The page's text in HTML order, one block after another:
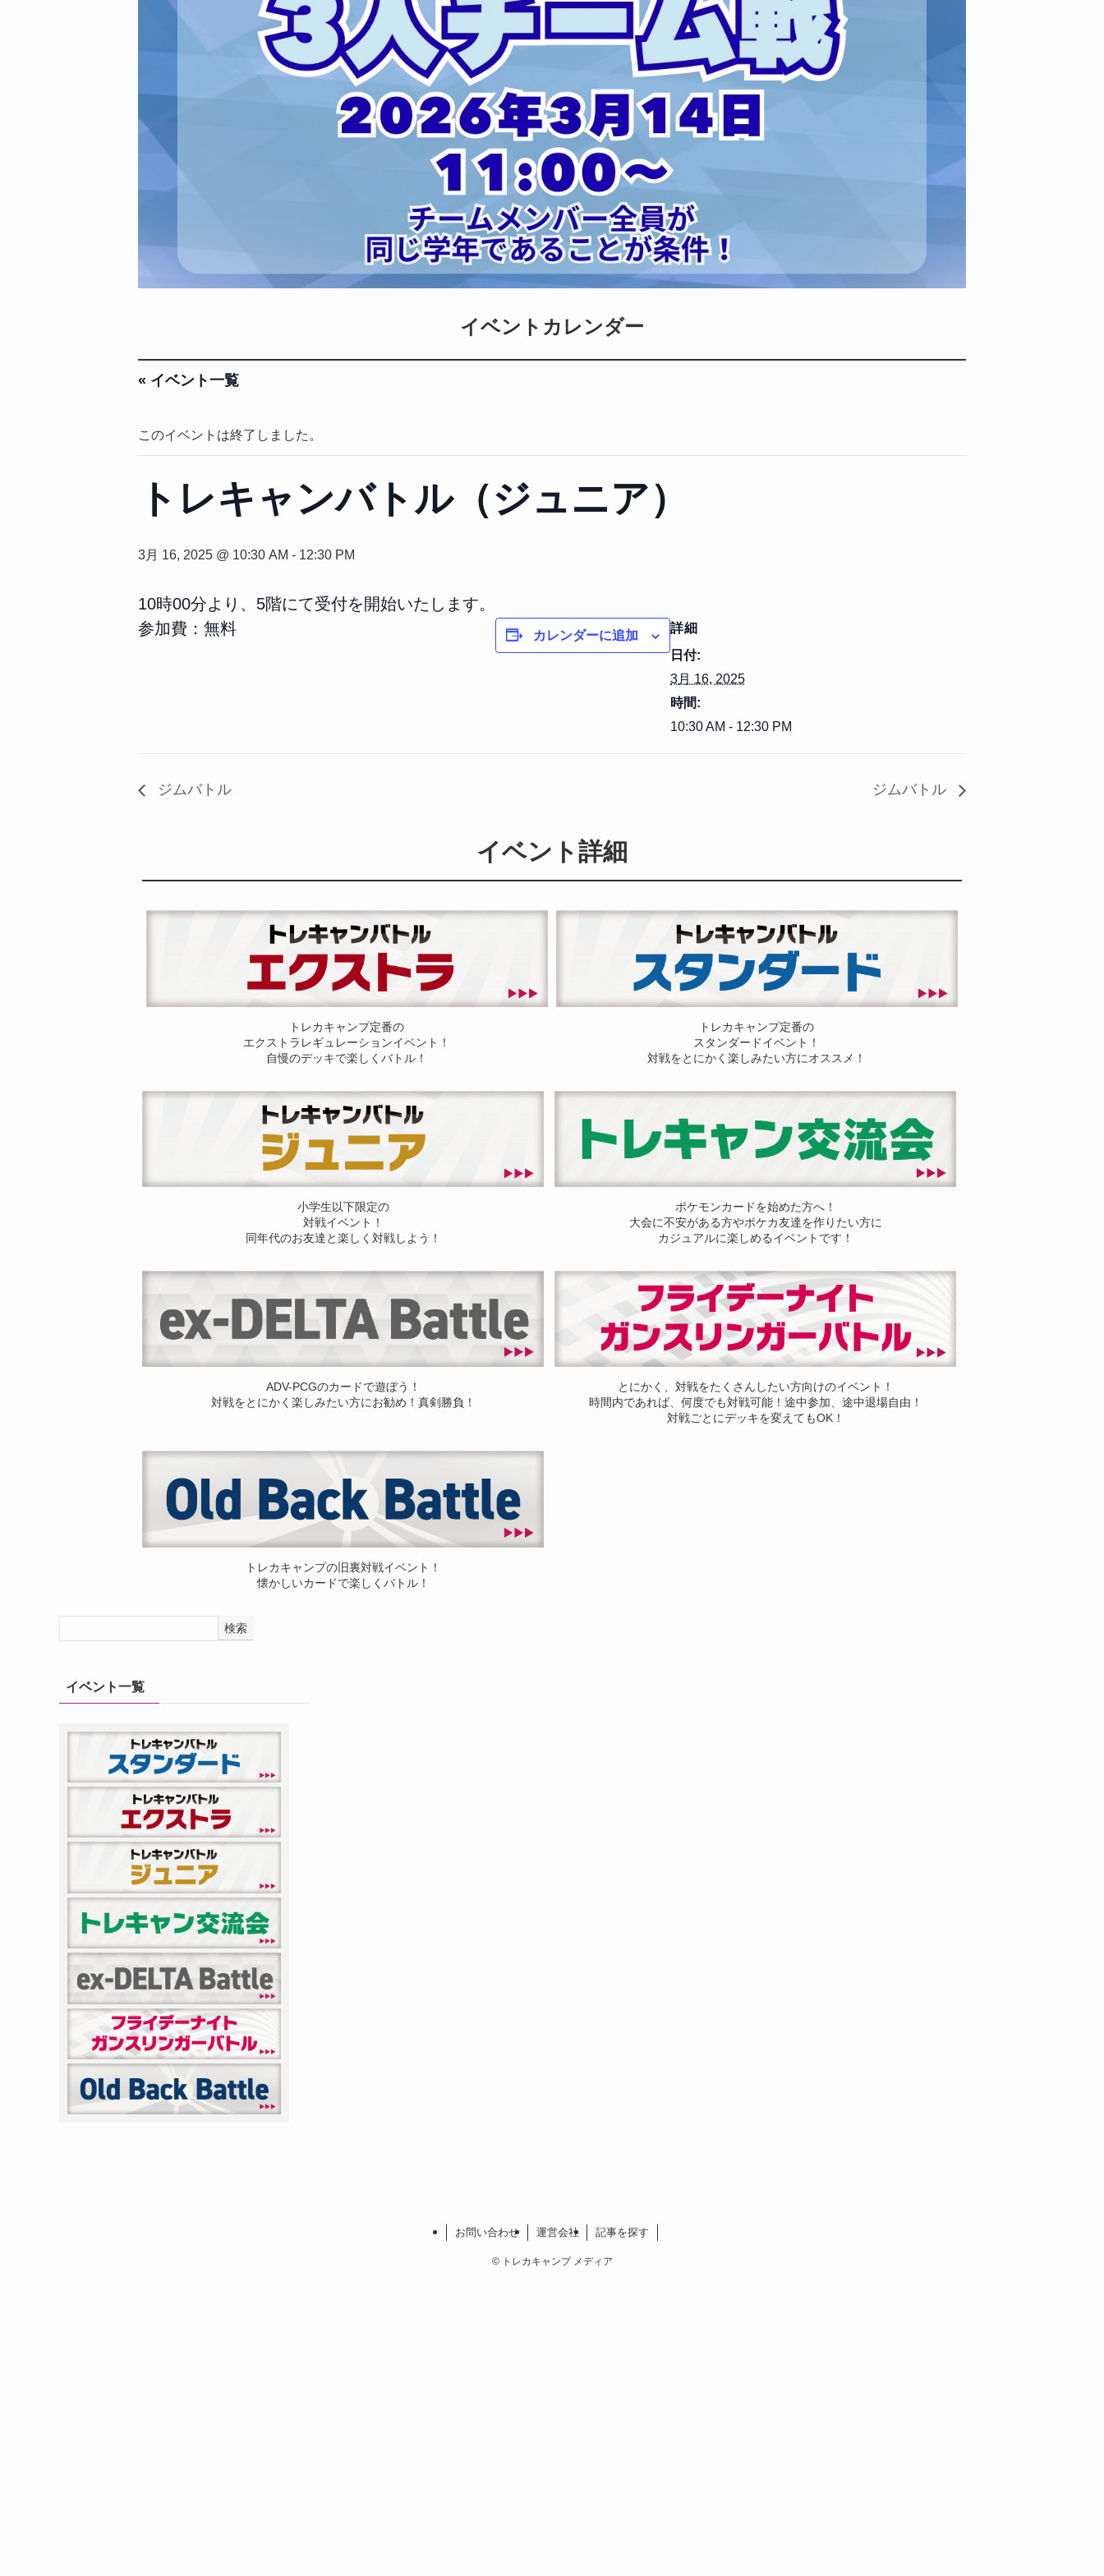
イベントカレンダー
« イベント一覧
このイベントは終了しました。
トレキャンバトル（ジュニア）
3月 16, 2025 @ 10:30 AM - 12:30 PM
10時00分より、5階にて受付を開始いたします。
参加費：無料
カレンダーに追加
詳細
日付:
3月 16, 2025
時間:
10:30 AM - 12:30 PM
ジムバトル ジムバトル
イベント詳細
トレカキャンプ定番の
エクストラレギュレーションイベント！
自慢のデッキで楽しくバトル！
トレカキャンプ定番の
スタンダードイベント！
対戦をとにかく楽しみたい方にオススメ！
小学生以下限定の
対戦イベント！
同年代のお友達と楽しく対戦しよう！
ポケモンカードを始めた方へ！
大会に不安がある方やポケカ友達を作りたい方に
カジュアルに楽しめるイベントです！
ADV-PCGのカードで遊ぼう！
対戦をとにかく楽しみたい方にお勧め！真剣勝負！
とにかく、対戦をたくさんしたい方向けのイベント！
時間内であれば、何度でも対戦可能！途中参加、途中退場自由！
対戦ごとにデッキを変えてもOK！
トレカキャンプの旧裏対戦イベント！
懐かしいカードで楽しくバトル！
検索
イベント一覧
お問い合わせ 運営会社 記事を探す
©トレカキャンプ メディア